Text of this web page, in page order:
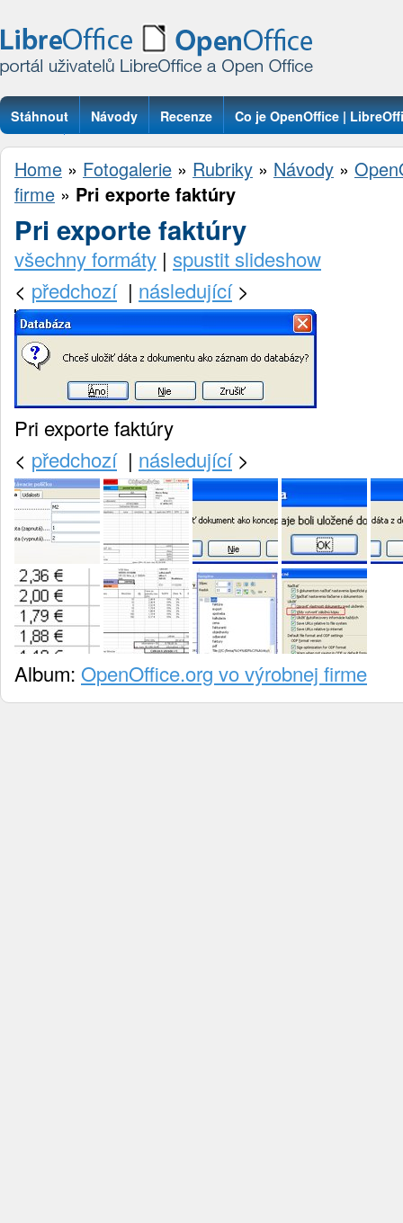
Stáhnout Návody Recenze Co je OpenOffice |
Otázky
Home » Fotogalerie » Rubriky » Návody »
firme » Pri exporte faktúry
Pri exporte faktúry
všechny formáty | spustit slideshow
< předchozí| následující>
Pri exporte faktúry
< předchozí| následující>
Album: OpenOffice.org vo výrobnej firme